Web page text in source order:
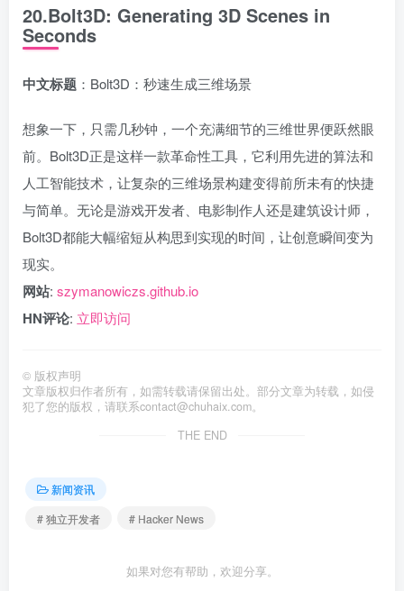
20.Bolt3D: Generating 3D Scenes in
Seconds
中文标题 ：Bolt3D：秒速生成三维场景
想象一下，只需几秒钟，一个充满细节的三维世界便跃然眼
前。Bolt3D正是这样一款革命性工具，它利用先进的算法和
人工智能技术，让复杂的三维场景构建变得前所未有的快捷
与简单。无论是游戏开发者、电影制作人还是建筑设计师，
Bolt3D都能大幅缩短从构思到实现的时间，让创意瞬间变为
现实。
网站: szymanowiczs.github.io
HN评论: 立即访问
© 版权声明
文章版权归作者所有，如需转载请保留出处。部分文章为转载，如侵
犯了您的版权，请联系contact@chuhaix.com。
THE END
新闻资讯
# 独立开发者
# Hacker News
如果对您有帮助，欢迎分享。